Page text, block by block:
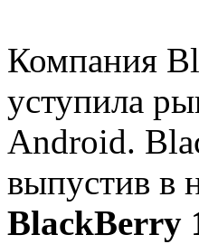
Компания
уступила
Android.
выпустив в
BlackBerry